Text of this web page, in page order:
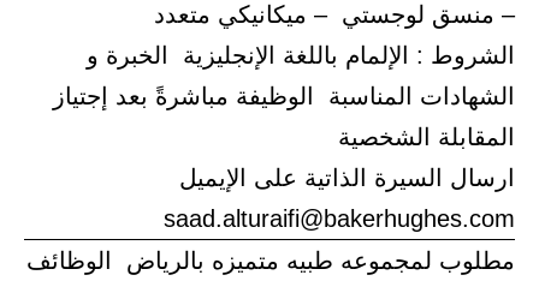
– منسق لوجستي – ميكانيكي متعدد
الشروط : الإلمام باللغة الإنجليزية الخبرة و
الشهادات المناسبة الوظيفة مباشرةً بعد إجتياز
المقابلة الشخصية
ارسال السيرة الذاتية على الإيميل
saad.alturaifi@bakerhughes.com
مطلوب لمجموعه طبيه متميزه بالرياض الوظائف